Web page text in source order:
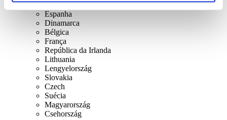
Suíça
Espanha
Dinamarca
Bélgica
França
República da Irlanda
Lithuania
Lengyelország
Slovakia
Czech
Suécia
Magyarország
Csehország